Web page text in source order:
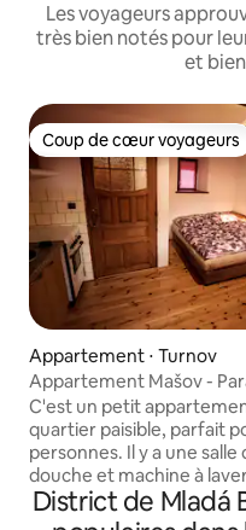
Les voyageurs
très bien notés pour
et
Coup de cœur voyageurs
Coup de cœur voyageurs
Appartement ⋅ Turnov
Appartement Mašov -
C'est un petit
quartier paisible, parfait
personnes. Il y a une salle
douche et machine à
réfrigérateur et cuisinière
pièce principale, il y a un
District de Mladá